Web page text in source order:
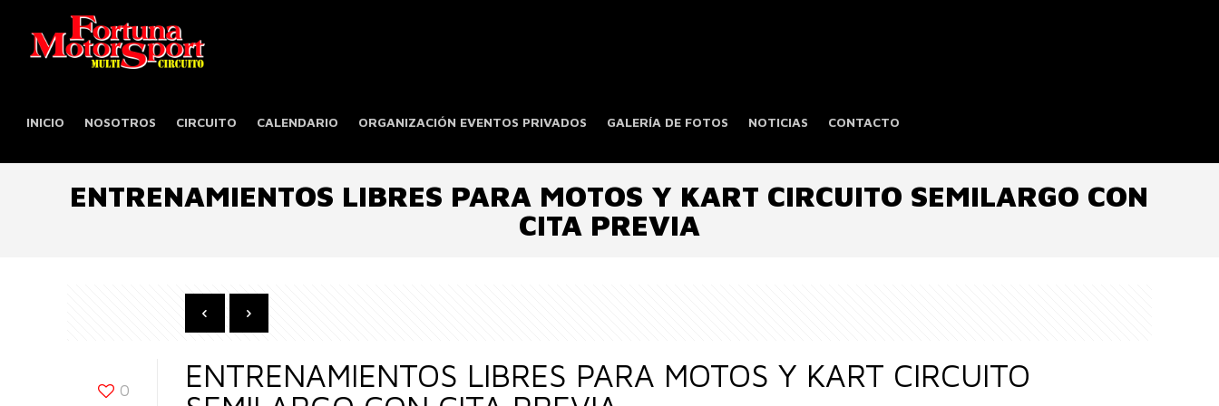
INICIO NOSOTROS CIRCUITO CALENDARIO ORGANIZACIÓN EVENTOS PRIVADOS GALERÍA DE FOTOS NOTICIAS CONTACTO
ENTRENAMIENTOS LIBRES PARA MOTOS Y KART CIRCUITO SEMILARGO CON
CITA PREVIA
0
ENTRENAMIENTOS LIBRES PARA MOTOS Y KART CIRCUITO